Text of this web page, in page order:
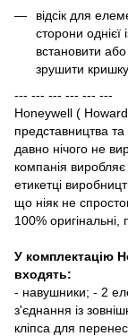
відсік для
сторони
встановити
зрушити
--- --- --- --- --- ---
Honeywell (
представництва
давно нічого не
компанія
етикетці
що ніяк не
100%
У комплектацію
входять:
- навушники; - 2
з'єднання із
кліпса для